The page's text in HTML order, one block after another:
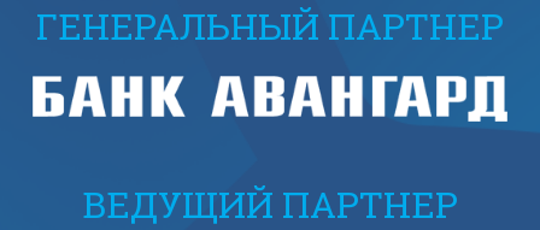
ГЕНЕРАЛЬНЫЙ ПАРТНЕР
ВЕДУЩИЙ ПАРТНЕР